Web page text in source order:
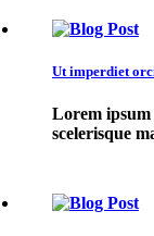
Ut imperdiet
Lorem ipsum
scelerisque